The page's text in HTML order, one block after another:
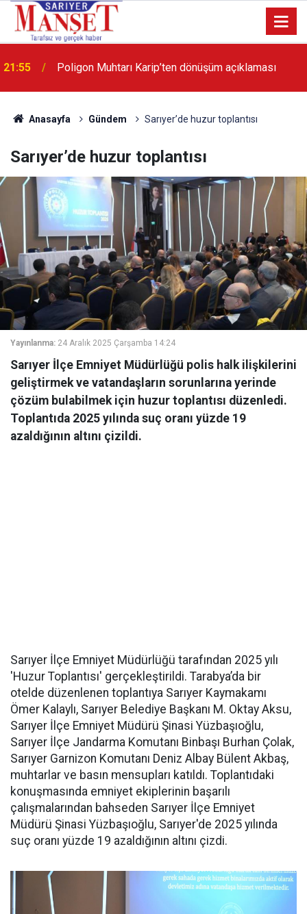
13:36 'Poligon'da İstanbul'a örnek proje gerçekleştirilecek'
Anasayfa Gündem Sarıyer’de huzur toplantısı
Sarıyer’de huzur toplantısı
Yayınlanma: 24 Aralık 2025 Çarşamba 14:24
Sarıyer İlçe Emniyet Müdürlüğü polis halk ilişkilerini
geliştirmek ve vatandaşların sorunlarına yerinde
çözüm bulabilmek için huzur toplantısı düzenledi.
Toplantıda 2025 yılında suç oranı yüzde 19
azaldığının altını çizildi.
Sarıyer İlçe Emniyet Müdürlüğü tarafından 2025 yılı
'Huzur Toplantısı' gerçekleştirildi. Tarabya’da bir
otelde düzenlenen toplantıya Sarıyer Kaymakamı
Ömer Kalaylı, Sarıyer Belediye Başkanı M. Oktay Aksu,
Sarıyer İlçe Emniyet Müdürü Şinasi Yüzbaşıoğlu,
Sarıyer İlçe Jandarma Komutanı Binbaşı Burhan Çolak,
Sarıyer Garnizon Komutanı Deniz Albay Bülent Akbaş,
muhtarlar ve basın mensupları katıldı. Toplantıdaki
konuşmasında emniyet ekiplerinin başarılı
çalışmalarından bahseden Sarıyer İlçe Emniyet
Müdürü Şinasi Yüzbaşıoğlu, Sarıyer'de 2025 yılında
suç oranı yüzde 19 azaldığının altını çizdi.